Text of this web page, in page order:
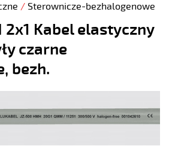
/ Sterownicze-bezhalogenowe
2x1 Kabel elastyczny
czarne
bezh.